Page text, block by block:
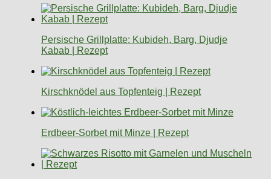
Persische Grillplatte: Kubideh, Barg, Djudje
Kabab | Rezept
Kirschknödel aus Topfenteig | Rezept
Erdbeer-Sorbet mit Minze | Rezept